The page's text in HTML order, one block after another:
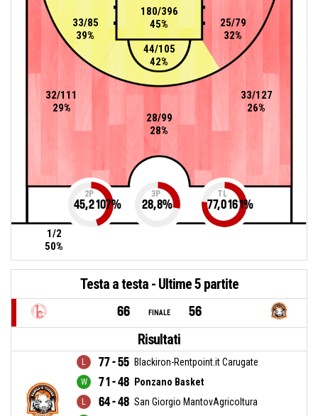
44/105
42%
33/85
39%
25/79
32%
180/396
45%
1/2
50%
28/99
28%
32/111
29%
33/127
26%
2P
45,2107%
3P
28,8%
TL
77,0161%
Testa a testa - Ultime 5 partite
66 FINALE 56
Risultati
77 - 55 Blackiron-Rentpoint.it Carugate
71 - 48 Ponzano Basket
64 - 48 San Giorgio MantovAgricoltura